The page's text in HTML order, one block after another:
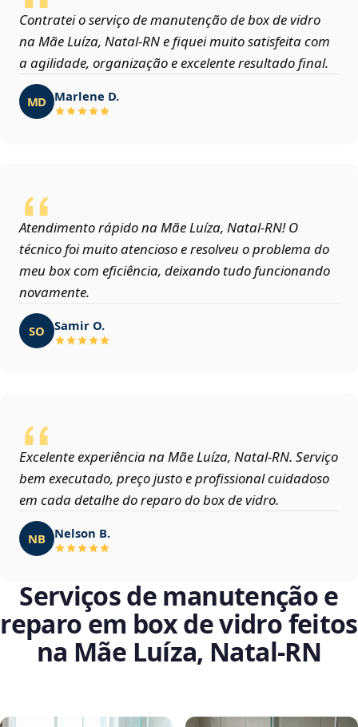
Contratei o serviço de manutenção de box de vidro
na Mãe Luíza, Natal‑RN e fiquei muito satisfeita com
a agilidade, organização e excelente resultado final.
MD Marlene D.
Atendimento rápido na Mãe Luíza, Natal‑RN! O
técnico foi muito atencioso e resolveu o problema do
meu box com eficiência, deixando tudo funcionando
novamente.
SO Samir O.
Excelente experiência na Mãe Luíza, Natal‑RN. Serviço
bem executado, preço justo e profissional cuidadoso
em cada detalhe do reparo do box de vidro.
NB Nelson B.
Serviços de manutenção e
reparo em box de vidro feitos
na Mãe Luíza, Natal‑RN